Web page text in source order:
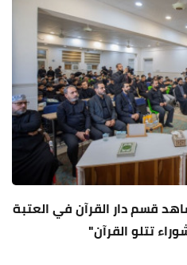
قسم دار القرآن في العتبة
تتلو القرآن"